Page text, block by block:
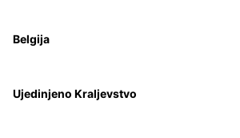
Belgija
Ujedinjeno Kraljevstvo